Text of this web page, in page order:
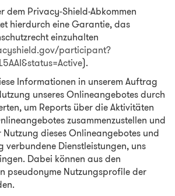
dem Privacy-Shield-Abkommen
hierdurch eine Garantie, das
einzuhalten
participant?
).
Informationen in unserem Auftrag
unseres Onlineangebotes durch
um Reports über die Aktivitäten
zusammenzustellen und
Nutzung dieses Onlineangebotes und
verbundene Dienstleistungen, uns
Dabei können aus den
pseudonyme Nutzungsprofile der